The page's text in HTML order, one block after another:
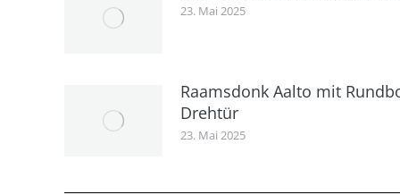
23. Mai 2025
Raamsdonk Aalto mit
Drehtür
23. Mai 2025